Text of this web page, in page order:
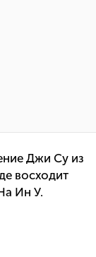
Джи Су из
восходит
Ин У.